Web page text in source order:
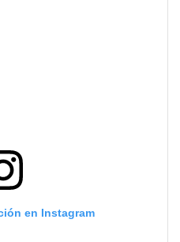
en Instagram